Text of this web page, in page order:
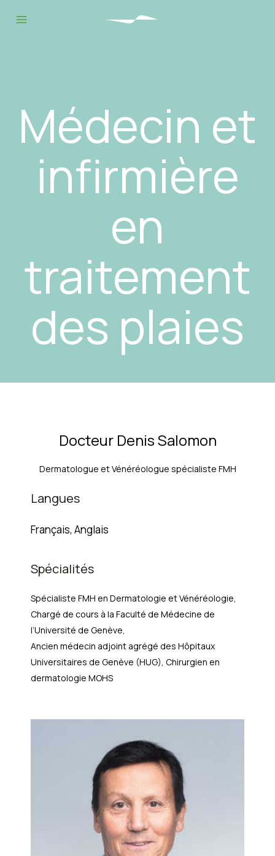
Médecin et
infirmière
en
traitement
des plaies
Docteur Denis Salomon
Dermatologue et Vénéréologue spécialiste FMH
Langues
Français, Anglais
Spécialités
Spécialiste FMH en Dermatologie et Vénéréologie,
Chargé de cours à la Faculté de Médecine de
l’Université de Genève,
Ancien médecin adjoint agrégé des Hôpitaux
Universitaires de Genève (HUG), Chirurgien en
dermatologie MOHS